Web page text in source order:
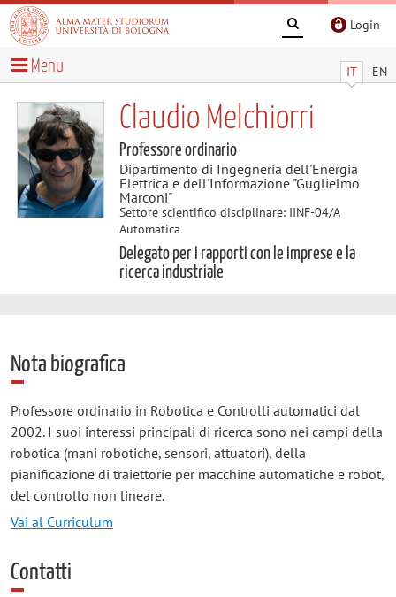
Login
IT EN
Menu
Claudio Melchiorri
Professore ordinario
Dipartimento di Ingegneria dell'Energia
Elettrica e dell'Informazione "Guglielmo
Marconi"
Settore scientifico disciplinare: IINF-04/A
Automatica
Delegato per i rapporti con le imprese e la
ricerca industriale
Nota biografica
Professore ordinario in Robotica e Controlli automatici dal
2002. I suoi interessi principali di ricerca sono nei campi della
robotica (mani robotiche, sensori, attuatori), della
pianificazione di traiettorie per macchine automatiche e robot,
del controllo non lineare.
Vai al Curriculum
Contatti